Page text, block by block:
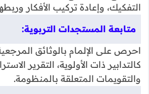
التفكيك، وإعادة تركيب الأفكار
متابعة المستجدات التربوية:
احرص على الإلمام بالوثائق
كالتدابير ذات الأولوية، التقرير
والتقويمات المتعلقة بالمنظومة.